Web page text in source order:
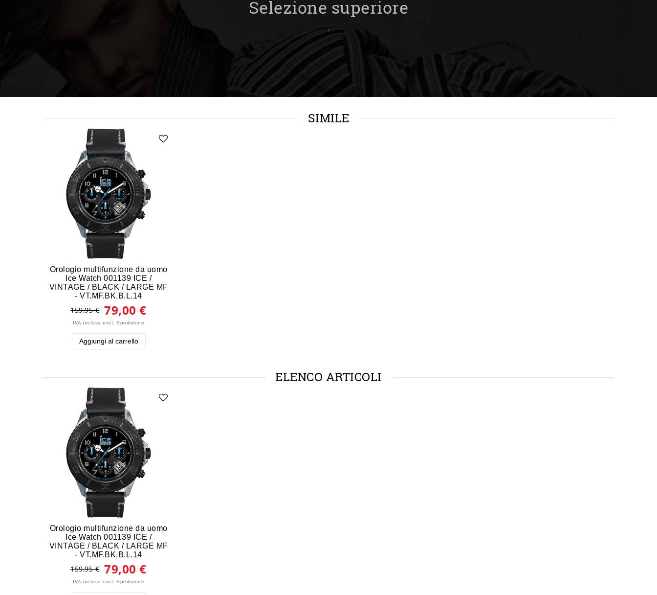
Selezione superiore
.
SIMILE
Orologio multifunzione da uomo
Ice Watch 001139 ICE /
VINTAGE / BLACK / LARGE MF
- VT.MF.BK.B.L.14
159,95 € 79,00 €
IVA inclusa excl. Spedizione
Aggiungi al carrello
ELENCO ARTICOLI
Orologio multifunzione da uomo
Ice Watch 001139 ICE /
VINTAGE / BLACK / LARGE MF
- VT.MF.BK.B.L.14
159,95 € 79,00 €
IVA inclusa excl. Spedizione